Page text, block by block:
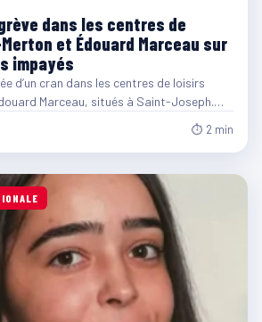
dans les centres de
et Édouard Marceau sur
impayés
d’un cran dans les centres de loisirs
Marceau, situés à Saint-Joseph.…
⏱ 2 min